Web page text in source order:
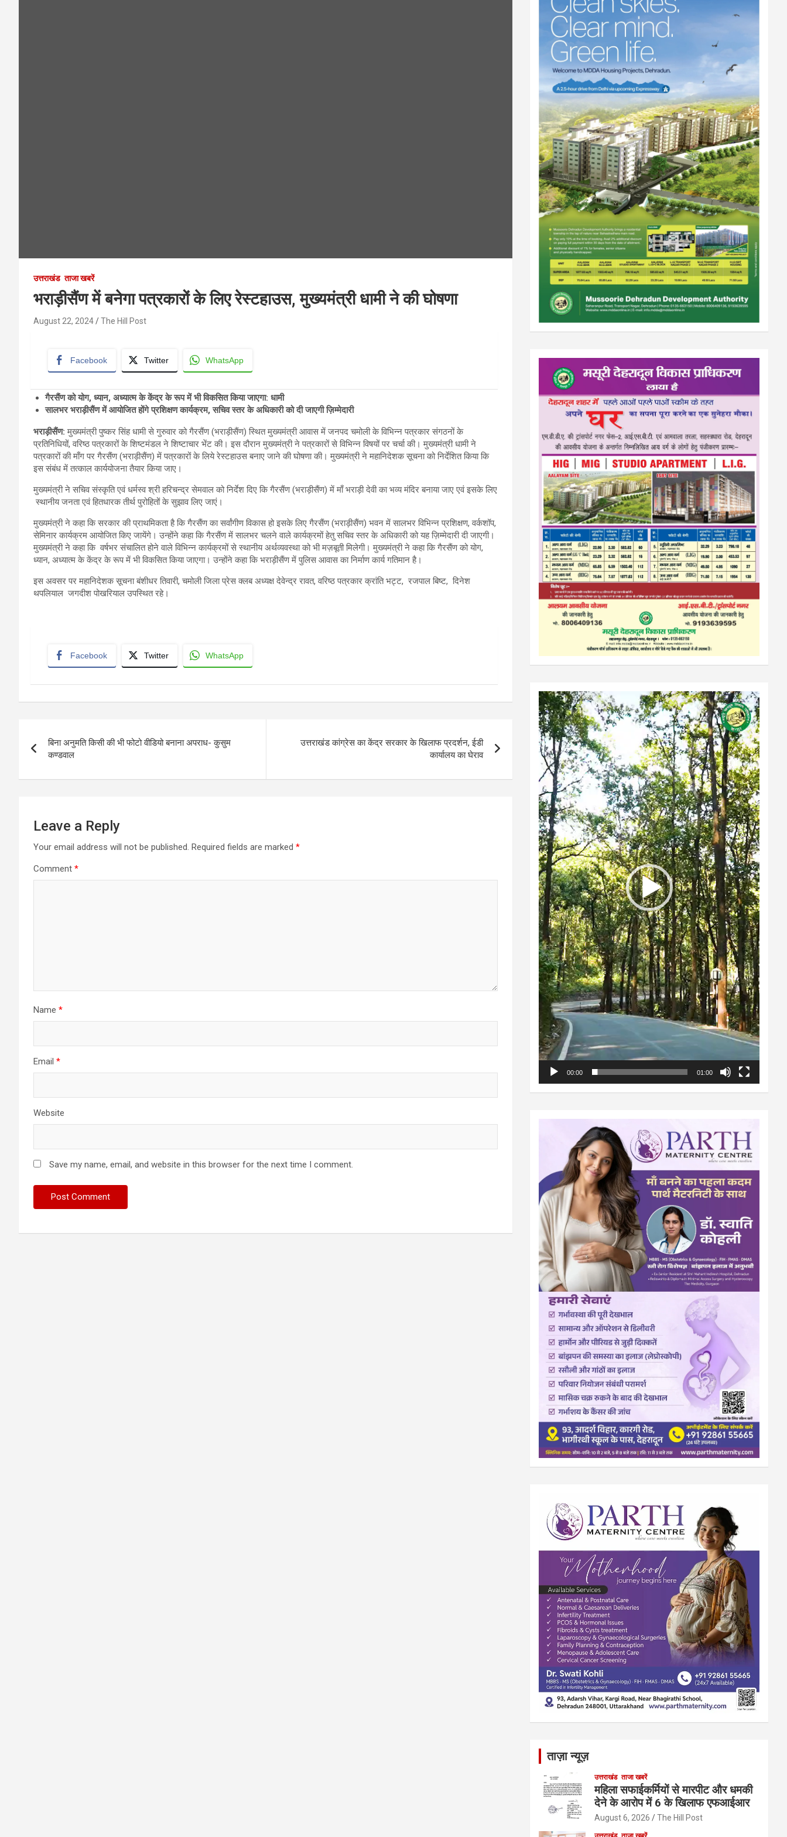
उत्तराखंड ताजा खबरें
भराड़ीसैंण में बनेगा पत्रकारों के लिए रेस्टहाउस, मुख्यमंत्री धामी ने की घोषणा
August 22, 2024 The Hill Post
Facebook Twitter WhatsApp
गैरसैंण को योग, ध्यान, अध्यात्म के केंद्र के रूप में भी विकसित किया जाएगा: धामी
सालभर भराड़ीसैंण में आयोजित होंगे प्रशिक्षण कार्यक्रम, सचिव स्तर के अधिकारी को दी जाएगी ज़िम्मेदारी
भराड़ीसैंण:मुख्यमंत्री पुष्कर सिंह धामी से गुरुवार को गैरसैंण (भराड़ीसैंण) स्थित मुख्यमंत्री आवास में जनपद चमोली के विभिन्न पत्रकार संगठनों के
प्रतिनिधियों, वरिष्ठ पत्रकारों के शिष्टमंडल ने शिष्टाचार भेंट की। इस दौरान मुख्यमंत्री ने पत्रकारों से विभिन्न विषयों पर चर्चा की। मुख्यमंत्री धामी ने
पत्रकारों की माँग पर गैरसैंण (भराड़ीसैंण) में पत्रकारों के लिये रेस्टहाउस बनाए जाने की घोषणा की। मुख्यमंत्री ने महानिदेशक सूचना को निर्देशित किया कि
इस संबंध में तत्काल कार्ययोजना तैयार किया जाए।
मुख्यमंत्री ने सचिव संस्कृति एवं धर्मस्व श्री हरिचन्द्र सेमवाल को निर्देश दिए कि गैरसैंण (भराड़ीसैंण) में माँ भराड़ी देवी का भव्य मंदिर बनाया जाए एवं इसके लिए
स्थानीय जनता एवं हितधारक तीर्थ पुरोहितों के सुझाव लिए जाएं।
मुख्यमंत्री ने कहा कि सरकार की प्राथमिकता है कि गैरसैंण का सर्वांगीण विकास हो इसके लिए गैरसैंण (भराड़ीसैंण) भवन में सालभर विभिन्न प्रशिक्षण, वर्कशॉप,
सेमिनार कार्यक्रम आयोजित किए जायेंगे। उन्होंने कहा कि गैरसैंण में सालभर चलने वाले कार्यक्रमों हेतु सचिव स्तर के अधिकारी को यह ज़िम्मेदारी दी जाएगी।
मुख्यमंत्री ने कहा कि वर्षभर संचालित होने वाले विभिन्न कार्यक्रमों से स्थानीय अर्थव्यवस्था को भी मज़बूती मिलेगी। मुख्यमंत्री ने कहा कि गैरसैंण को योग,
ध्यान, अध्यात्म के केंद्र के रूप में भी विकसित किया जाएगा। उन्होंने कहा कि भराड़ीसैंण में पुलिस आवास का निर्माण कार्य गतिमान है।
इस अवसर पर महानिदेशक सूचना बंशीधर तिवारी, चमोली जिला प्रेस क्लब अध्यक्ष देवेन्द्र रावत, वरिष्ठ पत्रकार क्रांति भट्ट, रजपाल बिष्ट, दिनेश
थपलियाल जगदीश पोखरियाल उपस्थित रहे।
Facebook Twitter WhatsApp
navigation
बिना अनुमति किसी की भी फोटो वीडियो बनाना अपराध- कुसुम
कण्डवाल
उत्तराखंड कांग्रेस का केंद्र सरकार के खिलाफ प्रदर्शन, ईडी
कार्यालय का घेराव
Leave a Reply
Your email address will not be published. Required fields are marked *
Comment *
Name *
Email *
Website
Save my name, email, and website in this browser for the next time I comment.
Video
Player
00:00 01:00
ताज़ा न्यूज़
उत्तराखंड ताजा खबरें
महिला सफाईकर्मियों से मारपीट और धमकी
देने के आरोप में 6 के खिलाफ एफआईआर
August 6, 2026 The Hill Post